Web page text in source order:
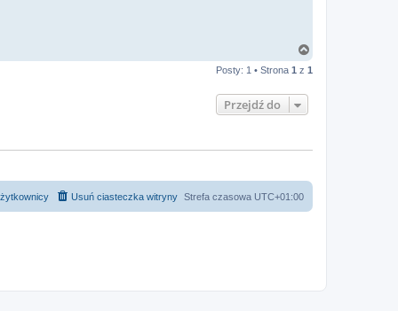
g
Posty: 1 • Strona 1 z 1
Przejdź do
Strefa czasowa UTC+01:00
Usuń ciasteczka witryny